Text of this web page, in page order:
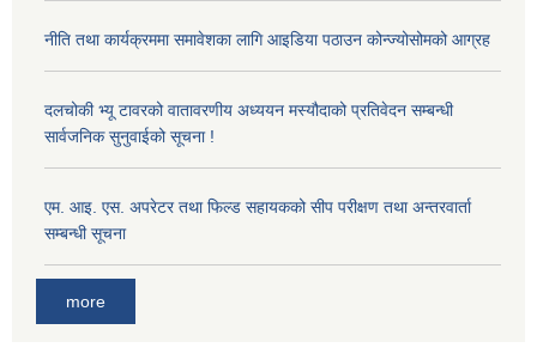
नीति तथा कार्यक्रममा समावेशका लागि आइडिया पठाउन कोन्ज्योसोमको आग्रह
दलचोकी भ्यू टावरको वातावरणीय अध्ययन मस्यौदाको प्रतिवेदन सम्बन्धी
सार्वजनिक सुनुवाईको सूचना !
एम. आइ. एस. अपरेटर तथा फिल्ड सहायकको सीप परीक्षण तथा अन्तरवार्ता
सम्बन्धी सूचना
more